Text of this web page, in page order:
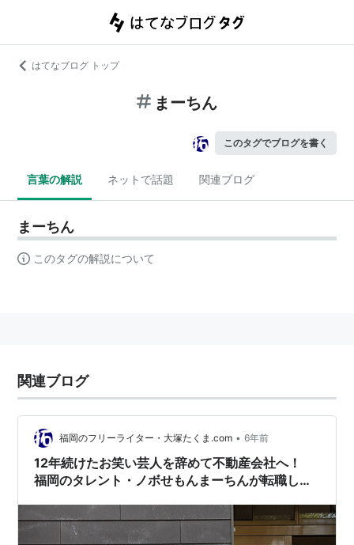
はてなブログ トップ
まーちん
このタグでブログを書く
言葉の解説 ネットで話題 関連ブログ
まーちん
このタグの解説について
関連ブログ
福岡のフリーライター・大塚たくま.com • 6年前
12年続けたお笑い芸人を辞めて不動産会社へ！
福岡のタレント・ノボせもんまーちんが転職した